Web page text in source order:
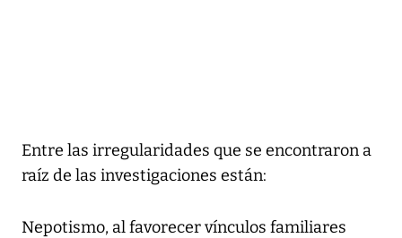
Entre las irregularidades que se encontraron a
raíz de las investigaciones están:
Nepotismo, al favorecer vínculos familiares